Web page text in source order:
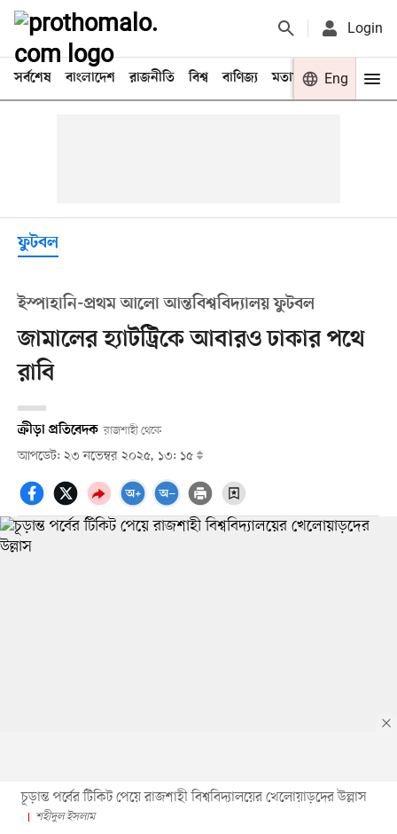
Login
সর্বশেষ বাংলাদেশ রাজনীতি বিশ্ব বাণিজ্য মতামত খেলা
Eng
ফুটবল
ইস্পাহানি-প্রথম আলো আন্তবিশ্ববিদ্যালয় ফুটবল
জামালের হ্যাটট্রিকে আবারও ঢাকার পথে
রাবি
ক্রীড়া প্রতিবেদক রাজশাহী থেকে
আপডেট: ২৩ নভেম্বর ২০২৫, ১৩: ১৫
চূড়ান্ত পর্বের টিকিট পেয়ে রাজশাহী বিশ্ববিদ্যালয়ের খেলোয়াড়দের উল্লাস
শহীদুল ইসলাম